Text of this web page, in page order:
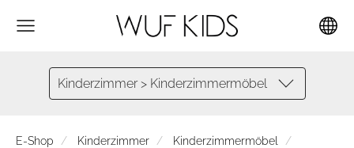
Kinderzimmer > Kinderzimmermöbel
E-Shop Kinderzimmer
Kinderzimmermöbel